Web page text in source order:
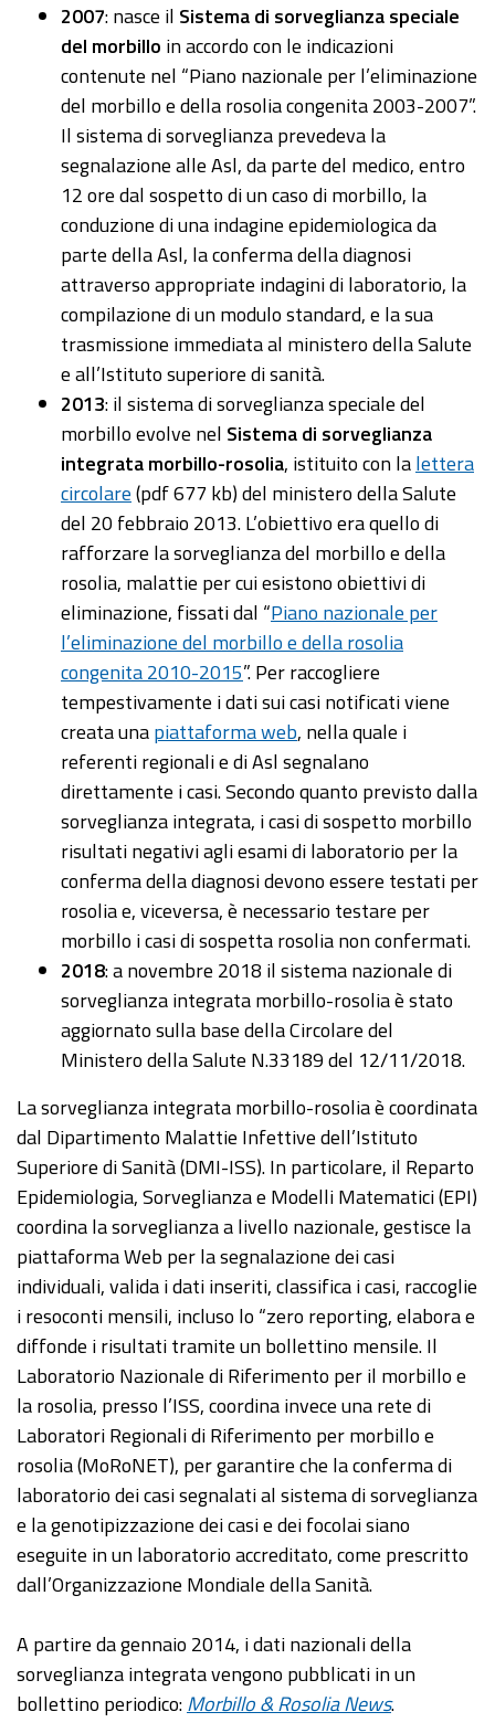
2007: nasce il Sistema di sorveglianza speciale
del morbillo in accordo con le indicazioni
contenute nel “Piano nazionale per l’eliminazione
del morbillo e della rosolia congenita 2003-2007”.
Il sistema di sorveglianza prevedeva la
segnalazione alle Asl, da parte del medico, entro
12 ore dal sospetto di un caso di morbillo, la
conduzione di una indagine epidemiologica da
parte della Asl, la conferma della diagnosi
attraverso appropriate indagini di laboratorio, la
compilazione di un modulo standard, e la sua
trasmissione immediata al ministero della Salute
e all’Istituto superiore di sanità.
2013: il sistema di sorveglianza speciale del
morbillo evolve nel Sistema di sorveglianza
integrata morbillo-rosolia, istituito con lalettera
circolare(pdf 677 kb) del ministero della Salute
del 20 febbraio 2013. L’obiettivo era quello di
rafforzare la sorveglianza del morbillo e della
rosolia, malattie per cui esistono obiettivi di
eliminazione, fissati dal “Piano nazionale per
l’eliminazione del morbillo e della rosolia
congenita 2010-2015”. Per raccogliere
tempestivamente i dati sui casi notificati viene
creata unapiattaforma web, nella quale i
referenti regionali e di Asl segnalano
direttamente i casi. Secondo quanto previsto dalla
sorveglianza integrata, i casi di sospetto morbillo
risultati negativi agli esami di laboratorio per la
conferma della diagnosi devono essere testati per
rosolia e, viceversa, è necessario testare per
morbillo i casi di sospetta rosolia non confermati.
2018: a novembre 2018 il sistema nazionale di
sorveglianza integrata morbillo-rosolia è stato
aggiornato sulla base della Circolare del
Ministero della Salute N.33189 del 12/11/2018.
La sorveglianza integrata morbillo-rosolia è coordinata
dal Dipartimento Malattie Infettive dell’Istituto
Superiore di Sanità (DMI-ISS). In particolare, il Reparto
Epidemiologia, Sorveglianza e Modelli Matematici (EPI)
coordina la sorveglianza a livello nazionale, gestisce la
piattaforma Web per la segnalazione dei casi
individuali, valida i dati inseriti, classifica i casi, raccoglie
i resoconti mensili, incluso lo “zero reporting, elabora e
diffonde i risultati tramite un bollettino mensile. Il
Laboratorio Nazionale di Riferimento per il morbillo e
la rosolia, presso l’ISS, coordina invece una rete di
Laboratori Regionali di Riferimento per morbillo e
rosolia (MoRoNET), per garantire che la conferma di
laboratorio dei casi segnalati al sistema di sorveglianza
e la genotipizzazione dei casi e dei focolai siano
eseguite in un laboratorio accreditato, come prescritto
dall’Organizzazione Mondiale della Sanità.
A partire da gennaio 2014, i dati nazionali della
sorveglianza integrata vengono pubblicati in un
bollettino periodico:Morbillo & Rosolia News.